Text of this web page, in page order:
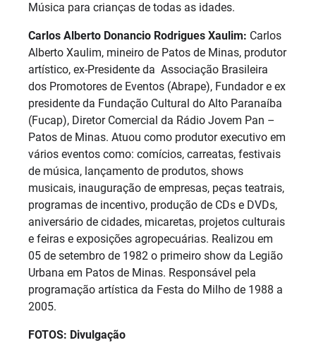
Música para crianças de todas as idades.
Carlos Alberto Donancio Rodrigues Xaulim: Carlos
Alberto Xaulim, mineiro de Patos de Minas, produtor
artístico, ex-Presidente da Associação Brasileira
dos Promotores de Eventos (Abrape), Fundador e ex
presidente da Fundação Cultural do Alto Paranaíba
(Fucap), Diretor Comercial da Rádio Jovem Pan –
Patos de Minas. Atuou como produtor executivo em
vários eventos como: comícios, carreatas, festivais
de música, lançamento de produtos, shows
musicais, inauguração de empresas, peças teatrais,
programas de incentivo, produção de CDs e DVDs,
aniversário de cidades, micaretas, projetos culturais
e feiras e exposições agropecuárias. Realizou em
05 de setembro de 1982 o primeiro show da Legião
Urbana em Patos de Minas. Responsável pela
programação artística da Festa do Milho de 1988 a
2005.
FOTOS: Divulgação